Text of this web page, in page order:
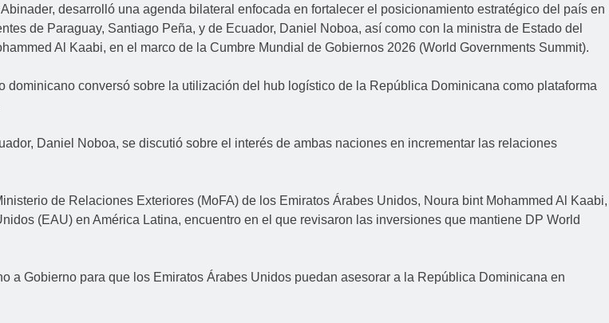
desarrolló una agenda bilateral enfocada en fortalecer el posicionamiento estratégico del país en
de Paraguay, Santiago Peña, y de Ecuador, Daniel Noboa, así como con la ministra de Estado del
Al Kaabi, en el marco de la Cumbre Mundial de Gobiernos 2026 (World Governments Summit).
conversó sobre la utilización del hub logístico de la República Dominicana como plataforma
Daniel Noboa, se discutió sobre el interés de ambas naciones en incrementar las relaciones
de Relaciones Exteriores (MoFA) de los Emiratos Árabes Unidos, Noura bint Mohammed Al Kaabi,
(EAU) en América Latina, encuentro en el que revisaron las inversiones que mantiene DP World
a Gobierno para que los Emiratos Árabes Unidos puedan asesorar a la República Dominicana en